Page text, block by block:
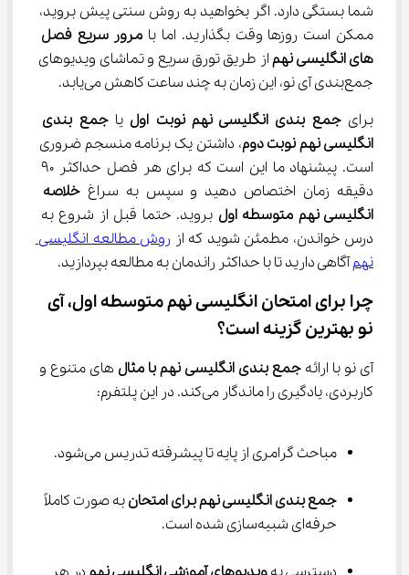
شما بستگی دارد. اگر بخواهید به روش سنتی پیش بروید،
ممکن است روزها وقت بگذارید. اما با مرور سریع فصل
های انگلیسی نهم از طریق تورق سریع و تماشای ویدیوهای
جمع‌بندی آی نو، این زمان به چند ساعت کاهش می‌یابد.
برای جمع ‌بندی انگلیسی نهم نوبت اول یا
جمع ‌بندی
انگلیسی نهم نوبت دوم، داشتن یک برنامه منسجم ضروری
دقیقه زمان اختصاص دهید و سپس به سراغ خلاصه
انگلیسی نهم متوسطه اول بروید. حتما قبل از شروع به
درس خواندن، مطمئن شوید که از روش مطالعه انگلیسی
نهم آگاهی دارید تا با حداکثر راندمان به مطالعه بپردازید.
چرا برای امتحان انگلیسی نهم متوسطه اول، آی
نو بهترین گزینه است؟
آی نو با ارائه جمع ‌بندی انگلیسی نهم با مثال
های متنوع و
کاربردی، یادگیری را ماندگار می‌کند. در این پلتفرم:
مباحث گرامری از پایه تا پیشرفته تدریس می‌شود.
جمع ‌بندی انگلیسی نهم برای امتحان
به صورت کاملاً
حرفه‌ای شبیه‌سازی شده است.